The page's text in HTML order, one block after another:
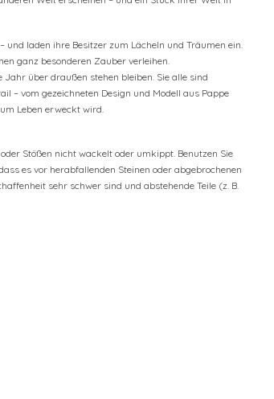
und laden ihre Besitzer zum Lächeln und Träumen ein.
ganz besonderen Zauber verleihen.
Jahr über draußen stehen bleiben. Sie alle sind
– vom gezeichneten Design und Modell aus Pappe
Leben erweckt wird.
Stößen nicht wackelt oder umkippt. Benutzen Sie
es vor herabfallenden Steinen oder abgebrochenen
sehr schwer sind und abstehende Teile (z. B.